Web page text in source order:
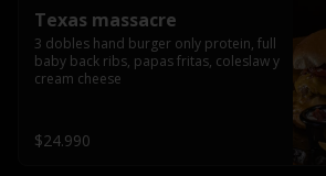
Texas massacre
3 dobles hand burger only protein, full
baby back ribs, papas fritas, coleslaw y
cream cheese
$24.990